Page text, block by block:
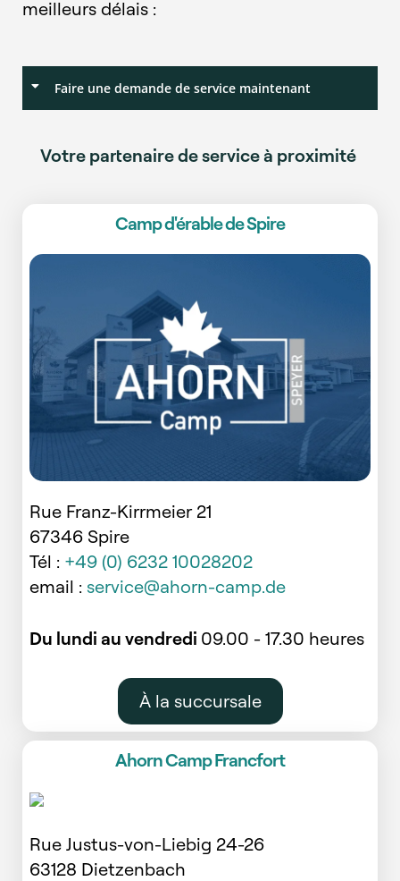
meilleurs délais :
Faire une demande de service maintenant
Votre partenaire de service à proximité
Camp d'érable de Spire
Rue Franz-Kirrmeier 21
67346 Spire
Tél : +49 (0) 6232 10028202
email : service@ahorn-camp.de
Du lundi au vendredi 09.00 - 17.30 heures
À la succursale
Ahorn Camp Francfort
Rue Justus-von-Liebig 24-26
63128 Dietzenbach